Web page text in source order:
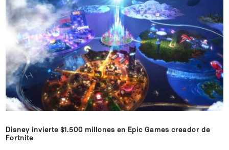
Disney invierte $1.500 millones en Epic Games creador de
Fortnite